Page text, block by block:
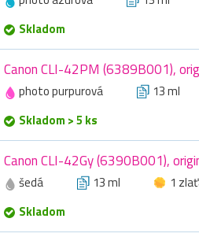
Skladom
Canon CLI-42PM (6389B001),
photo purpurová 13 ml
Skladom > 5 ks
Canon CLI-42Gy (6390B001),
šedá 13 ml
1
Skladom